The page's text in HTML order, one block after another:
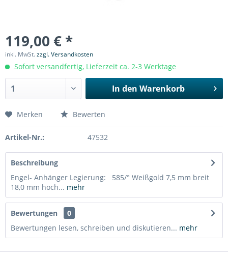
119,00 € *
inkl. MwSt.zzgl. Versandkosten
Sofort versandfertig, Lieferzeit ca. 2-3 Werktage
In den Warenkorb
Merken Bewerten
Artikel-Nr.: 47532
Beschreibung
Engel- Anhänger Legierung: 585/° Weißgold 7,5 mm breit
18,0 mm hoch... mehr
Bewertungen
0
Bewertungen lesen, schreiben und diskutieren... mehr